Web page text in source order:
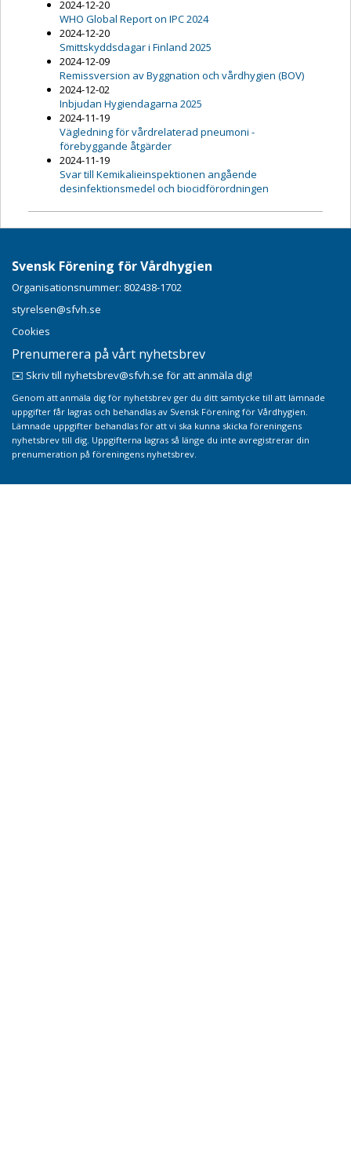
2024-12-20
WHO Global Report on IPC 2024
2024-12-20
Smittskyddsdagar i Finland 2025
2024-12-09
Remissversion av Byggnation och vårdhygien (BOV)
2024-12-02
Inbjudan Hygiendagarna 2025
2024-11-19
Vägledning för vårdrelaterad pneumoni -
förebyggande åtgärder
2024-11-19
Svar till Kemikalieinspektionen angående
desinfektionsmedel och biocidförordningen
Svensk Förening för Vårdhygien
Organisationsnummer: 802438-1702
styrelsen@sfvh.se
Cookies
Prenumerera på vårt nyhetsbrev
✉️ Skriv till nyhetsbrev@sfvh.se för att anmäla dig!
Genom att anmäla dig för nyhetsbrev ger du ditt samtycke till att lämnade
uppgifter får lagras och behandlas av Svensk Förening för Vårdhygien.
Lämnade uppgifter behandlas för att vi ska kunna skicka föreningens
nyhetsbrev till dig. Uppgifterna lagras så länge du inte avregistrerar din
prenumeration på föreningens nyhetsbrev.